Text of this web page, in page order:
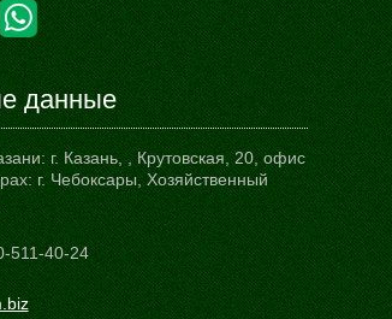
данные
г. Казань,,Крутовская, 20, офис
г. Чебоксары, Хозяйственный
511-40-24